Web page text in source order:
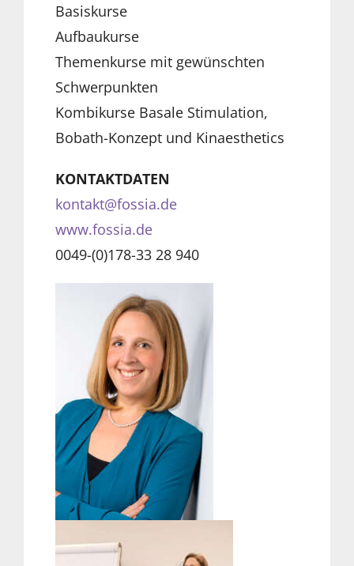
Basiskurse
Aufbaukurse
Themenkurse mit gewünschten
Schwerpunkten
Kombikurse Basale Stimulation,
Bobath-Konzept und Kinaesthetics
KONTAKTDATEN
kontakt@fossia.de
www.fossia.de
0049-(0)178-33 28 940